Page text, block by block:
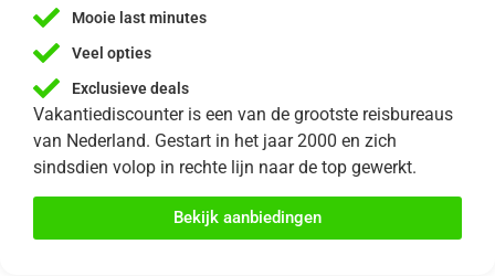
Mooie last minutes
Veel opties
Exclusieve deals
Vakantiediscounter is een van de grootste reisbureaus
van Nederland. Gestart in het jaar 2000 en zich
sindsdien volop in rechte lijn naar de top gewerkt.
Bekijk aanbiedingen